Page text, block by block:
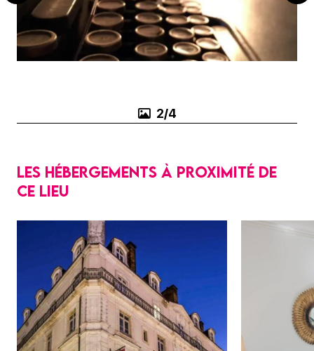
3/4
Les hébergements à proximité de
ce lieu